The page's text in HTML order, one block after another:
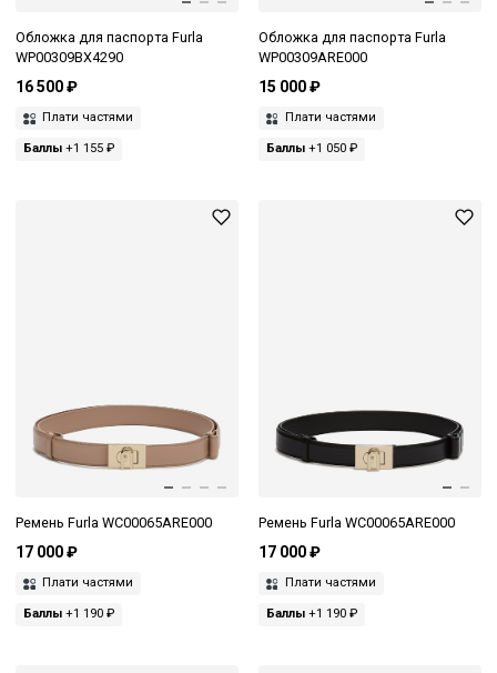
Обложка для паспорта Furla
WP00309BX4290
16 500 ₽
Плати частями
Баллы +1 155 ₽
Обложка для паспорта Furla
WP00309ARE000
15 000 ₽
Плати частями
Баллы+1 050 ₽
Ремень Furla WC00065ARE000
17 000 ₽
Плати частями
Баллы +1 190 ₽
Ремень Furla WC00065ARE000
17 000 ₽
Плати частями
Баллы+1 190 ₽